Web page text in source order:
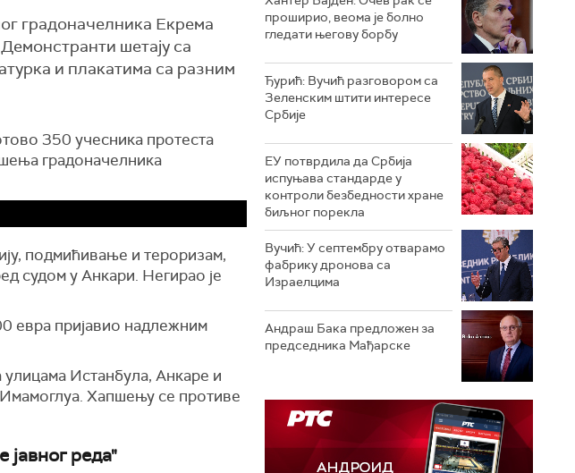
градоначелника Екрема
шетају са
и плакатима са разним
350 учесника протеста
градоначелника
подмићивање и тероризам,
судом у Анкари. Негирао је
евра пријавио надлежним
Истанбула, Анкаре и
Хапшењу се противе
реда"
проширио, веома је болно
гледати његову борбу
Ђурић: Вучић разговором са
Зеленским штити интересе
Србије
ЕУ потврдила да Србија
испуњава стандарде у
контроли безбедности хране
биљног порекла
Вучић: У септембру отварамо
фабрику дронова са
Израелцима
Андраш Бакa предложен за
председника Мађарске